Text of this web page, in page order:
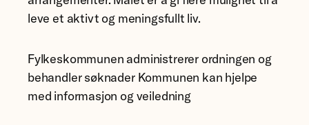
leve et aktivt og meningsfullt liv.
Fylkeskommunen administrerer ordningen og
behandler søknader Kommunen kan hjelpe
med informasjon og veiledning